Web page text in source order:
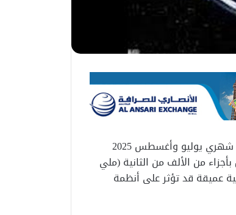
تستعد الأرض لتسجيل مجموعة من أقصر الأيام على الإطلاق خلال شهري يوليو وأغسطس 2025
من الألف من الثانية (ملي
عميقة قد تؤثر على أنظمة